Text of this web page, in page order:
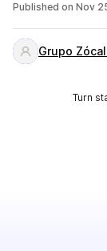
Published on Nov
Grupo
Turn